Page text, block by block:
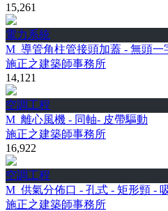
15,261
電力系統
M_導管角柱管接頭加蓋 - 無頭一
施正之建築師事務所
14,121
空調工程
M_離心風機 - 同軸- 皮帶驅動
施正之建築師事務所
16,922
空調工程
M_供氣分佈口 - 孔式 - 矩形頸 -
施正之建築師事務所